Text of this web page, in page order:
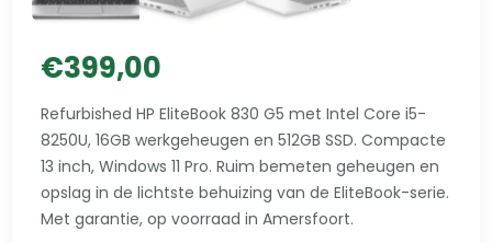
€399,00
Refurbished HP EliteBook 830 G5 met Intel Core i5-
8250U, 16GB werkgeheugen en 512GB SSD. Compacte
13 inch, Windows 11 Pro. Ruim bemeten geheugen en
opslag in de lichtste behuizing van de EliteBook-serie.
Met garantie, op voorraad in Amersfoort.